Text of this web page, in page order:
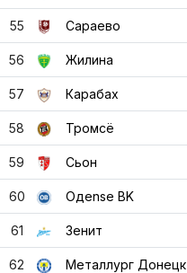
55 Сараево
56 Жилина
57 Карабах
58 Тромсё
59 Сьон
60 Одense BK
61 Зенит
62 Металлург Донецк